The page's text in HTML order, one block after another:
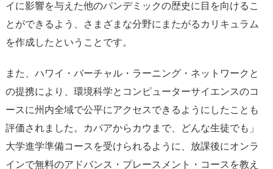
イに影響を与えた他のパンデミックの歴史に目を向けるこ
とができるよう、さまざまな分野にまたがるカリキュラム
を作成したということです。
また、ハワイ・バーチャル・ラーニング・ネットワークと
の提携により、環境科学とコンピューターサイエンスのコ
ースに州内全域で公平にアクセスできるようにしたことも
評価されました。カパアからカウまで、どんな生徒でも」
大学進学準備コースを受けられるように、放課後にオンラ
インで無料のアドバンス・プレースメント・コースを教え